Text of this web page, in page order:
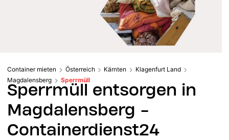
Container mieten Österreich Kärnten
Klagenfurt Land
Magdalensberg
Sperrmüll
Sperrmüll entsorgen in
Magdalensberg -
Containerdienst24